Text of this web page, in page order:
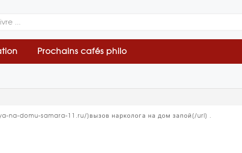
Prochains cafés philo
na-domu-samara-11.ru/]вызов нарколога на дом запой[/url] .